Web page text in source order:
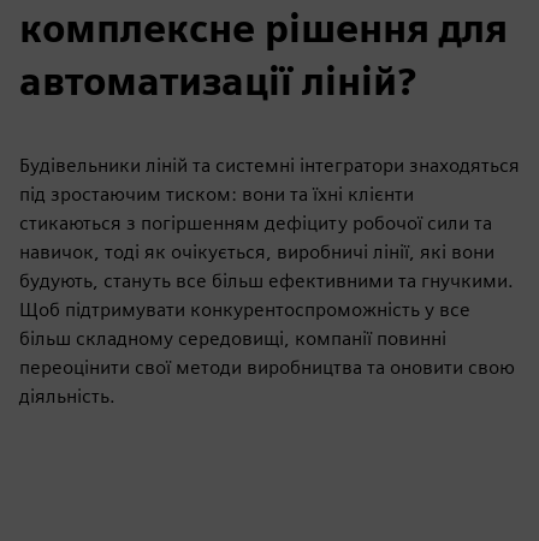
комплексне рішення для
автоматизації ліній?
Будівельники ліній та системні інтегратори знаходяться
під зростаючим тиском: вони та їхні клієнти
стикаються з погіршенням дефіциту робочої сили та
навичок, тоді як очікується, виробничі лінії, які вони
будують, стануть все більш ефективними та гнучкими.
Щоб підтримувати конкурентоспроможність у все
більш складному середовищі, компанії повинні
переоцінити свої методи виробництва та оновити свою
діяльність.